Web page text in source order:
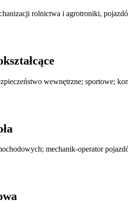
rolnictwa i agrotroniki,
wewnętrzne; sportowe;
mechanik-operator